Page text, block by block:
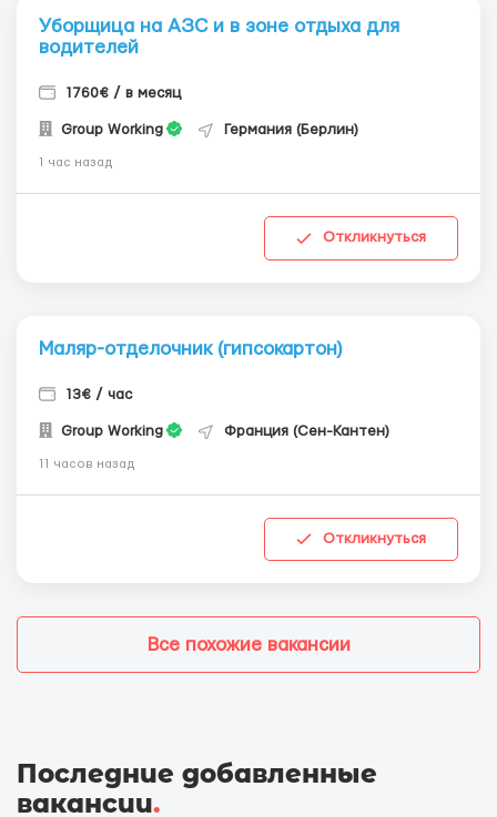
Уборщица на АЗС и в зоне отдыха для
водителей
1760€ / в месяц
Group Working Германия (Берлин)
1 час назад
Откликнуться
Маляр-отделочник (гипсокартон)
13€ / час
Group Working Франция (Сен-Кантен)
11 часов назад
Откликнуться
Все похожие вакансии
Последние добавленные
вакансии.